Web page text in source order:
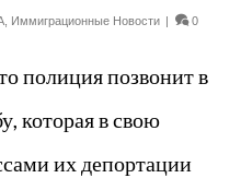
Иммиграционные Новости | 0
полиция позвонит в
которая в свою
их депортации